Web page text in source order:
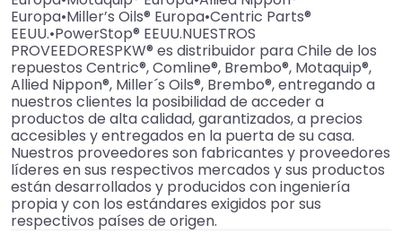
Europa•Miller’s Oils® Europa•Centric Parts®
EEUU.•PowerStop® EEUU.NUESTROS
PROVEEDORESPKW® es distribuidor para Chile de los
repuestos Centric®, Comline®, Brembo®, Motaquip®,
Allied Nippon®, Miller´s Oils®, Brembo®, entregando a
nuestros clientes la posibilidad de acceder a
productos de alta calidad, garantizados, a precios
accesibles y entregados en la puerta de su casa.
Nuestros proveedores son fabricantes y proveedores
líderes en sus respectivos mercados y sus productos
están desarrollados y producidos con ingeniería
propia y con los estándares exigidos por sus
respectivos países de origen.